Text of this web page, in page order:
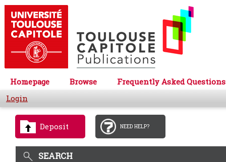
Homepage Browse
Frequently Asked Questions
Login
Deposit NEED HELP?
SEARCH